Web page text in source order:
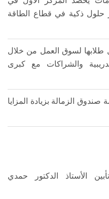
حلول ذكية في قطاع الطاقة
لسوق العمل من خلال
والشراكات مع كبرى
الزمالة بزيادة المزايا
الأستاذ الدكتور حمدي